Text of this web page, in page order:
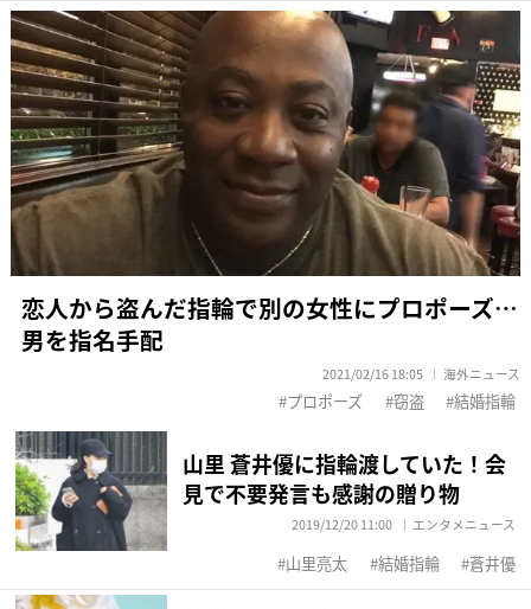
恋人から盗んだ指輪で別の女性にプロポーズ…
男を指名手配
2021/02/16 18:05 海外ニュース
プロポーズ 窃盗 結婚指輪
山里 蒼井優に指輪渡していた！会
見で不要発言も感謝の贈り物
2019/12/20 11:00 エンタメニュース
山里亮太 結婚指輪 蒼井優